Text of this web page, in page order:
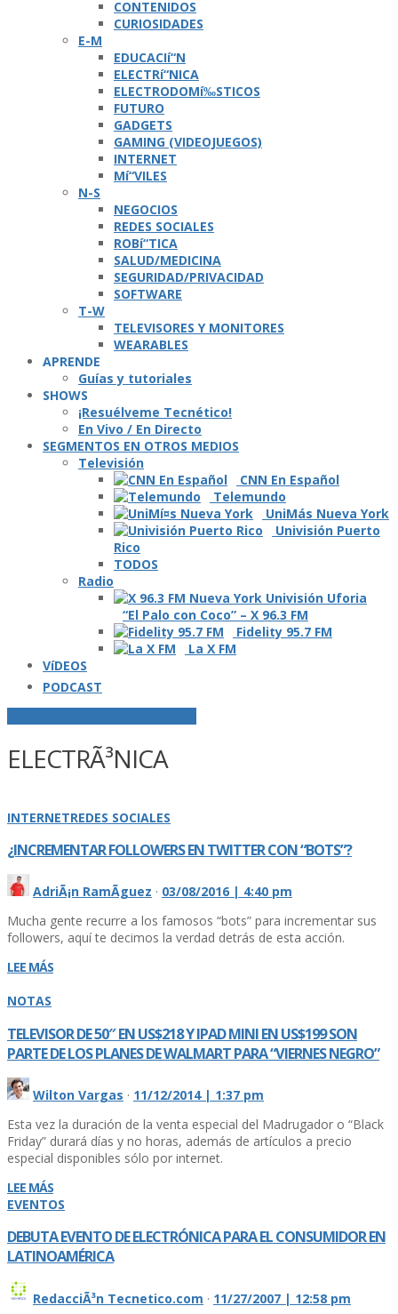
CONTENIDOS
CURIOSIDADES
E-M
EDUCACIí“N
ELECTRí“NICA
ELECTRODOMí‰STICOS
FUTURO
GADGETS
GAMING (VIDEOJUEGOS)
INTERNET
Mí“VILES
N-S
NEGOCIOS
REDES SOCIALES
ROBí“TICA
SALUD/MEDICINA
SEGURIDAD/PRIVACIDAD
SOFTWARE
T-W
TELEVISORES Y MONITORES
WEARABLES
APRENDE
Guí­as y tutoriales
SHOWS
¡Resuélveme Tecnético!
En Vivo / En Directo
SEGMENTOS EN OTROS MEDIOS
Televisión
CNN En Español
Telemundo
UniMás Nueva York
Univisión Puerto
Rico
TODOS
Radio
“El Palo con Coco” – X 96.3 FM
Fidelity 95.7 FM
La X FM
VíDEOS
PODCAST
ELECTRÃ³NICA
INTERNETREDES SOCIALES
¿INCREMENTAR FOLLOWERS EN TWITTER CON “BOTS”?
AdriÃ¡n RamÃ­guez · 03/08/2016 | 4:40 pm
Mucha gente recurre a los famosos “bots” para incrementar sus
followers, aquí­ te decimos la verdad detrás de esta acción.
LEE MÁS
NOTAS
TELEVISOR DE 50″ EN US$218 Y IPAD MINI EN US$199 SON
PARTE DE LOS PLANES DE WALMART PARA “VIERNES NEGRO”
Wilton Vargas · 11/12/2014 | 1:37 pm
Esta vez la duración de la venta especial del Madrugador o “Black
Friday” durará dí­as y no horas, además de artí­culos a precio
especial disponibles sólo por internet.
LEE MÁS
EVENTOS
DEBUTA EVENTO DE ELECTRÓNICA PARA EL CONSUMIDOR EN
LATINOAMÉRICA
RedacciÃ³n Tecnetico.com · 11/27/2007 | 12:58 pm